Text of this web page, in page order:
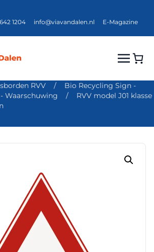
1204 info@viavandalen.nl E-Magazine
RVV /
Bio Recycling Sign -
Waarschuwing /
RVV model J01 klasse